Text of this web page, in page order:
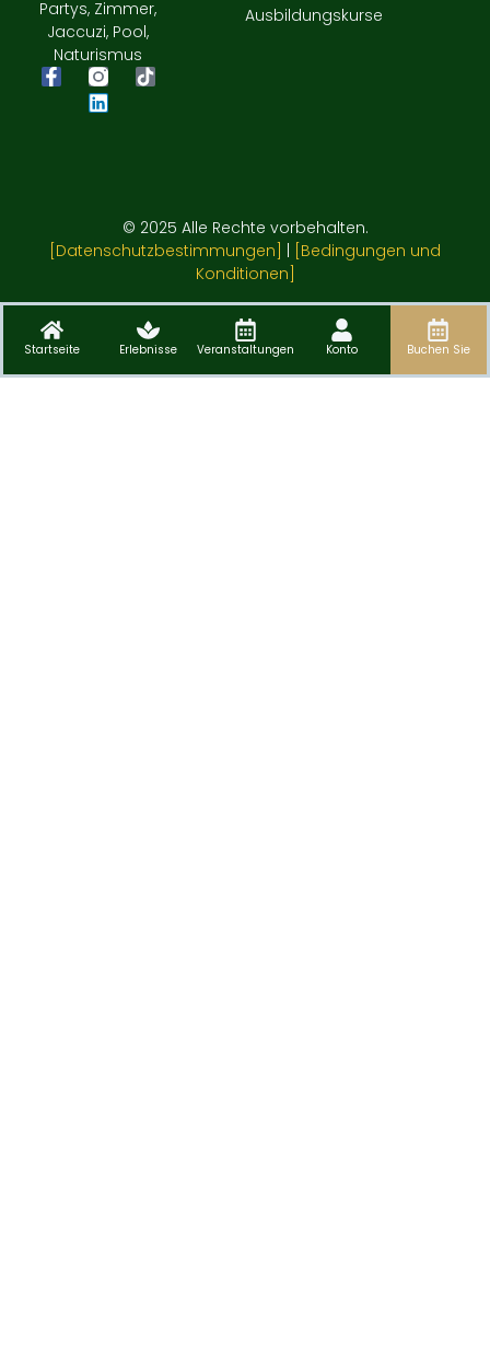
Partys, Zimmer,
Jaccuzi, Pool,
Naturismus
Ausbildungskurse
© 2025 Alle Rechte vorbehalten.
[Datenschutzbestimmungen]
[Bedingungen und
Konditionen]
Startseite Erlebnisse Veranstaltungen Konto Buchen Sie